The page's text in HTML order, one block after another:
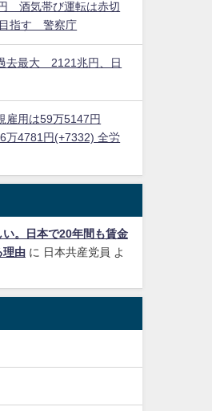
酒気帯び運転は赤切
指す 警察庁
去最大 2121兆円、日
雇用は59万5147円
万4781円(+7332) 全労
。日本で20年間も賃金
理由に 日本共産党員
よ